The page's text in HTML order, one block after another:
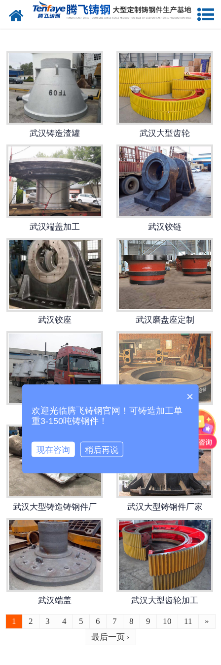
网站首页
武汉大齿轮（大齿圈）
武汉端盖
武汉立磨磨盘
武汉动臂
武汉轮带（滚圈）
武汉中空轴
武汉摇臂
- 武汉托轮
武汉冶金类铸钢件
武汉渣罐
武汉牌坊
武汉轴承座
武汉渣盆
武汉锻压类铸钢件
- 武汉压力机配件
武汉水工类铸钢件
- 武汉铰链
武汉铰座
武汉偏心半球（右卧）
- 武汉阀盖
- 武汉阀体（右卧）
- 武汉活门
武汉铸造渣罐 武汉大型齿轮
武汉端盖加工 武汉铰链
武汉铰座 武汉磨盘座定制
武汉加工渣罐 武汉大铸钢件
武汉大型铸造铸钢件厂 武汉大型铸钢件厂家
武汉端盖 武汉大型齿轮加工
1 2 3 4 5 6 7 8 9 10 11
»
最后一页 ›
×
欢迎光临腾飞铸钢官网！可铸造加工单
重3-150吨铸钢件！
现在咨询 稍后再说